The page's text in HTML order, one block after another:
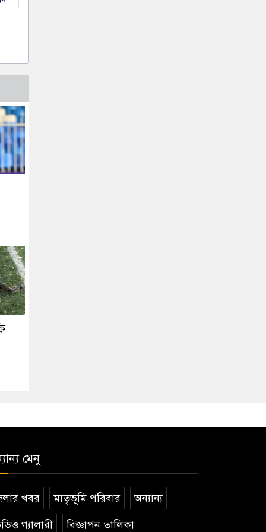
মেনু
খবর মাতৃভূমি পরিবার অন্যান্য
গ্যালারী বিজ্ঞাপন তালিকা